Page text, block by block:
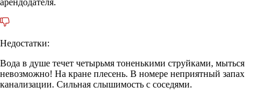
Недостатки:
Вода в душе течет четырьмя тоненькими струйками, мыться
невозможно! На кране плесень. В номере неприятный запах
канализации. Сильная слышимость с соседями.